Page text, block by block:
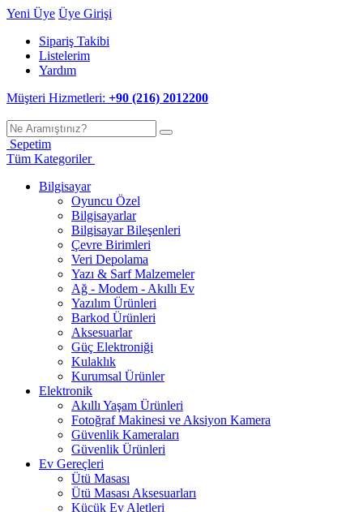
Yeni Üye Üye Girişi
Sipariş Takibi
Listelerim
Yardım
Müşteri Hizmetleri: +90 (216) 2012200
Sepetim
Tüm Kategoriler
Bilgisayar
Oyuncu Özel
Bilgisayarlar
Bilgisayar Bileşenleri
Çevre Birimleri
Veri Depolama
Yazı & Sarf Malzemeler
Ağ - Modem - Akıllı Ev
Yazılım Ürünleri
Barkod Ürünleri
Aksesuarlar
Güç Elektroniği
Kulaklık
Kurumsal Ürünler
Elektronik
Akıllı Yaşam Ürünleri
Fotoğraf Makinesi ve Aksiyon Kamera
Güvenlik Kameraları
Güvenlik Ürünleri
Ev Gereçleri
Ütü Masası
Ütü Masası Aksesuarları
Küçük Ev Aletleri